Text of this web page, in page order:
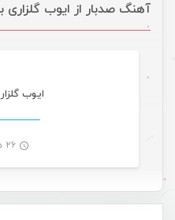
آهنگ صدبار از ایوب گلزاری
ایوب
۲۶ دی ۱۳۹۸